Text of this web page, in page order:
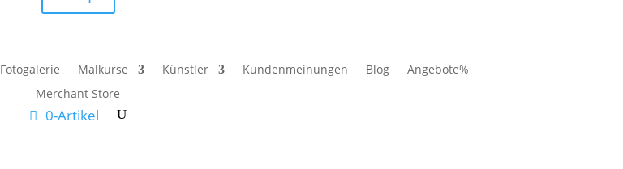
Fotogalerie Malkurse Künstler Kundenmeinungen Blog
Angebote%
Merchant Store
0-Artikel